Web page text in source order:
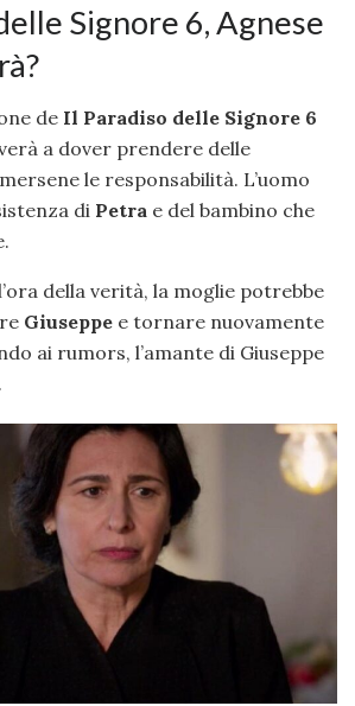
Signore 6, Agnese
de Il Paradiso delle Signore 6
a dover prendere delle
le responsabilità. L’uomo
di Petra e del bambino che
della verità, la moglie potrebbe
Giuseppe e tornare nuovamente
ai rumors, l’amante di Giuseppe